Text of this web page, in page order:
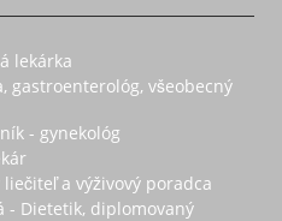
lekárka
gastroenterológ, všeobecný
- gynekológ
a výživový poradca
- Dietetik, diplomovaný